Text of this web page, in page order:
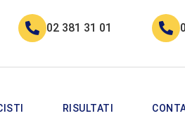
02 381 31 01
RISULTATI